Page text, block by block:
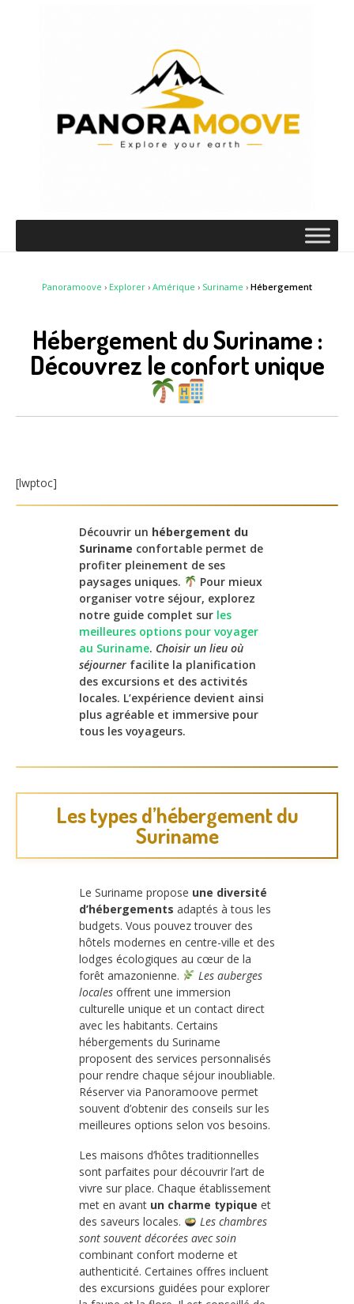
Panoramoove › Explorer › Amérique › Suriname › Hébergement
Hébergement du Suriname :
Découvrez le confort unique
[lwptoc]
Découvrir un hébergement du
Suriname confortable permet de
profiter pleinement de ses
paysages uniques.
Pour mieux
organiser votre séjour, explorez
notre guide complet sur les
meilleures options pour voyager
au Suriname. Choisir un lieu où
séjourner facilite la planification
des excursions et des activités
locales. L’expérience devient ainsi
plus agréable et immersive pour
tous les voyageurs.
Les types d’hébergement du
Suriname
Le Suriname propose une diversité
d’hébergements adaptés à tous les
budgets. Vous pouvez trouver des
hôtels modernes en centre-ville et des
lodges écologiques au cœur de la
forêt amazonienne.
Les auberges
locales offrent une immersion
culturelle unique et un contact direct
avec les habitants. Certains
hébergements du Suriname
proposent des services personnalisés
pour rendre chaque séjour inoubliable.
Réserver via Panoramoove permet
souvent d’obtenir des conseils sur les
meilleures options selon vos besoins.
Les maisons d’hôtes traditionnelles
sont parfaites pour découvrir l’art de
vivre sur place. Chaque établissement
met en avant un charme typique et
des saveurs locales.
Les chambres
sont souvent décorées avec soin
combinant confort moderne et
authenticité. Certaines offres incluent
des excursions guidées pour explorer